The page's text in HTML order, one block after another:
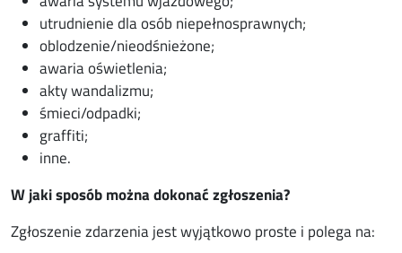
utrudnienie dla osób niepełnosprawnych;
oblodzenie/nieodśnieżone;
awaria oświetlenia;
akty wandalizmu;
śmieci/odpadki;
graffiti;
inne.
W jaki sposób można dokonać zgłoszenia?
Zgłoszenie zdarzenia jest wyjątkowo proste i polega na: